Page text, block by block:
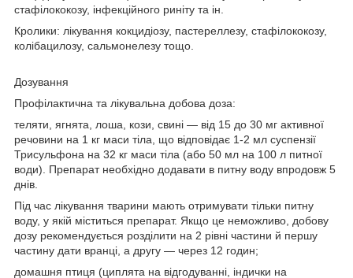
стафілококозу, інфекційного риніту та ін.
Кролики: лікування кокцидіозу, пастереллезу, стафілококозу,
колібацилозу, сальмонелезу тощо.
Дозування
Профілактична та лікувальна добова доза:
теляти, ягнята, лоша, кози, свині — від 15 до 30 мг активної
речовини на 1 кг маси тіла, що відповідає 1-2 мл суспензії
Трисульфона на 32 кг маси тіла (або 50 мл на 100 л питної
води). Препарат необхідно додавати в питну воду впродовж 5
днів.
Під час лікування тварини мають отримувати тільки питну
воду, у якій міститься препарат. Якщо це неможливо, добову
дозу рекомендується розділити на 2 рівні частини й першу
частину дати вранці, а другу — через 12 годин;
домашня птиця (циплята на відгодуванні, індички на